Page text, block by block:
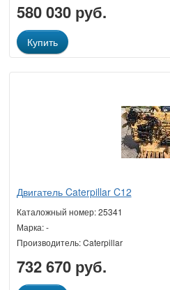
580 030 руб.
Купить
Двигатель Caterpillar C12
Каталожный номер: 25341
Марка: -
Производитель: Caterpillar
732 670 руб.